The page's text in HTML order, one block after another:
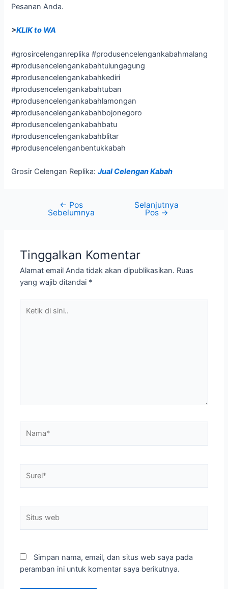
Pesanan Anda.
>KLIK to WA
#grosircelenganreplika #produsencelengankabahmalang
#produsencelengankabahtulungagung
#produsencelengankabahkediri
#produsencelengankabahtuban
#produsencelengankabahlamongan
#produsencelengankabahbojonegoro
#produsencelengankabahbatu
#produsencelengankabahblitar
#produsencelenganbentukkabah
Grosir Celengan Replika:Jual Celengan Kabah
← Pos
Sebelumnya
Selanjutnya
Pos →
Tinggalkan Komentar
Alamat email Anda tidak akan dipublikasikan. Ruas
yang wajib ditandai *
web
Simpan nama, email, dan situs web saya pada
peramban ini untuk komentar saya berikutnya.